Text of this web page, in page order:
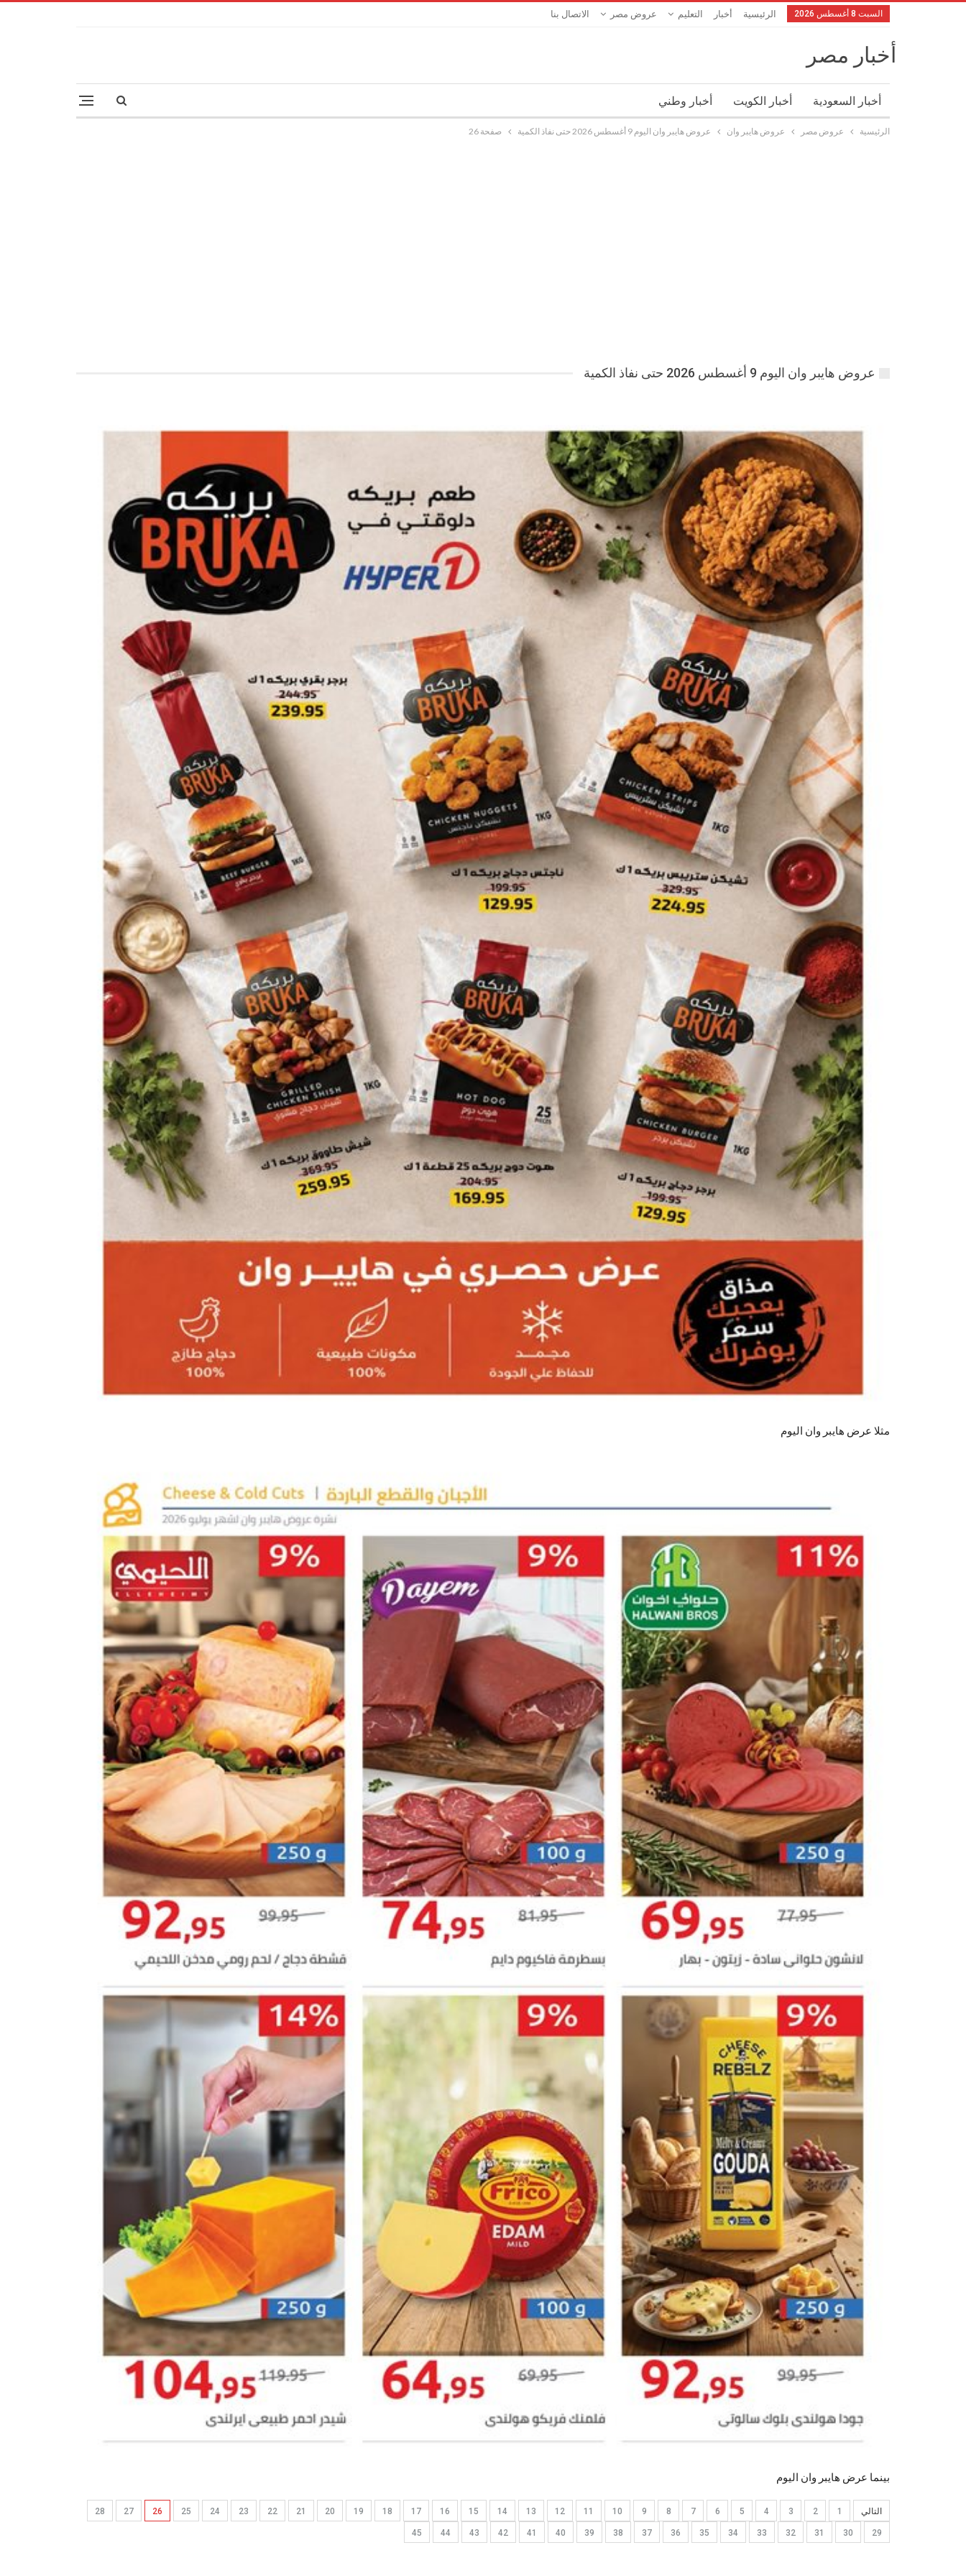
السبت 8 أغسطس 2026 الرئيسية أخبار التعليم عروض مصر الاتصال بنا
أخبار مصر
أخبار السعودية أخبار الكويت أخبار وطني
الرئيسية عروض مصر عروض هايبر وان عروض هايبر وان اليوم 9 أغسطس 2026 حتى نفاذ الكمية صفحة 26
عروض هايبر وان اليوم 9 أغسطس 2026 حتى نفاذ الكمية
مثلا عرض هايبر وان اليوم
بينما عرض هايبر وان اليوم
التالي 1
2
3
4
5
6
7
8
9
10
11
12
13
14
15
16
17
18
19
20
21
22
23
24
25
26
27
28
29
30
31
32
33
34
35
36
37
38
39
40
41
42
43
44
45